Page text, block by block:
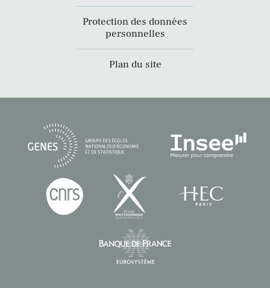
Protection des données
personnelles
Plan du site